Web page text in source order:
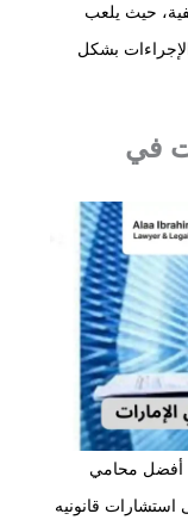
حيث يلعب
بشكل
في
أفضل محامي
قانونيه